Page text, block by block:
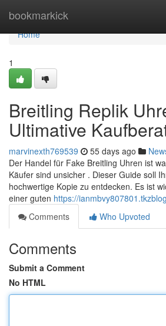
bookmarkick
Home
Home
1
Breitling Replik
Ultimative
marvinexth769539 55 days ago
Der Handel für Fake Breitling Uhren ist
Käufer sind unsicher . Dieser Guide soll
hochwertige Kopie zu entdecken. Es ist
einer guten https://
Comments
Who Upvoted
Comments
Submit a Comment
No HTML